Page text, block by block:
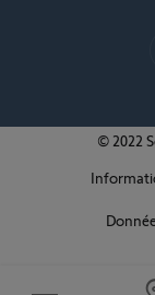
© 2022